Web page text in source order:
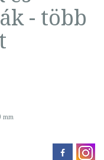
- több
mm